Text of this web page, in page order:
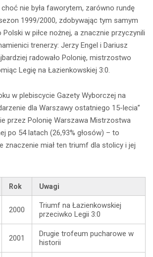
nie była faworytem, zarówno rundę
1999/2000, zdobywając tym samym
w piłce nożnej, a znacznie przyczynili
trenerzy: Jerzy Engel i Dariusz
radowało Polonię, mistrzostwo
Legię na Łazienkowskiej 3:0.
w plebiscycie Gazety Wyborczej na
dla Warszawy ostatniego 15-lecia”
przez Polonię Warszawa Mistrzostwa
po 54 latach (26,93% głosów) – to
znaczenie miał ten triumf dla stolicy i jej
Rok Uwagi
2000
Triumf na Łazienkowskiej
przeciwko Legii 3:0
2001
Drugie trofeum pucharowe w
historii